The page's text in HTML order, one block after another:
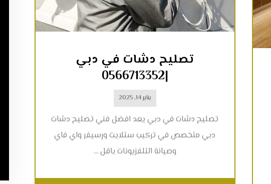
تصليح دشات في دبي
|0566713352
يناير 14, 2025
تصليح دشات في دبي يعد افضل فني تصليح دشات
دبي متخصص في تركيب ستلايت ورسيفر واي فاي
وصيانة التلفزيونات باقل ...